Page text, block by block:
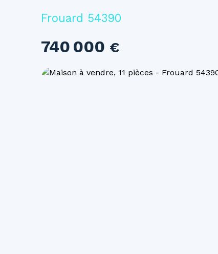
Frouard 54390
740 000 €